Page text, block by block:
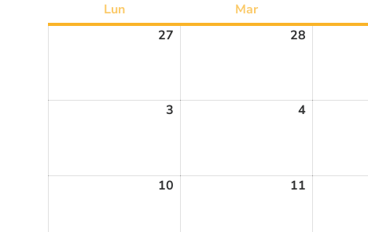
Lun
Mar
27
28
3 4
10 11